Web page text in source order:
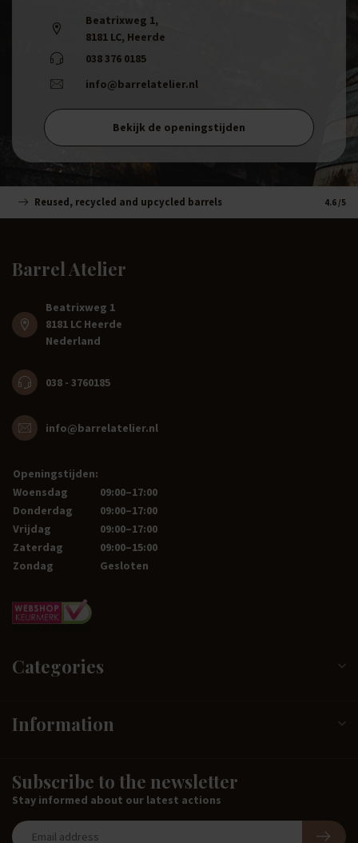
Beatrixweg 1,
8181 LC, Heerde
038 376 0185
info@barrelatelier.nl
Bekijk de openingstijden
Reused, recycled and upcycled barrels 4.6 /5
Barrel Atelier
Beatrixweg 1
8181 LC Heerde
Nederland
038 - 3760185
info@barrelatelier.nl
Openingstijden:
Woensdag
09:00–17:00
Donderdag
09:00–17:00
Vrijdag
09:00–17:00
Zaterdag
09:00–15:00
Zondag
Gesloten
Categories
Information
Subscribe to the newsletter
Stay informed about our latest actions